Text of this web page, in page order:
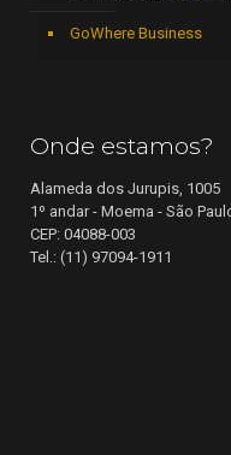
GoWhere Business
Onde estamos?
Alameda dos Jurupis, 1005
1º andar - Moema - São
CEP: 04088-003
Tel.: (11) 97094-1911